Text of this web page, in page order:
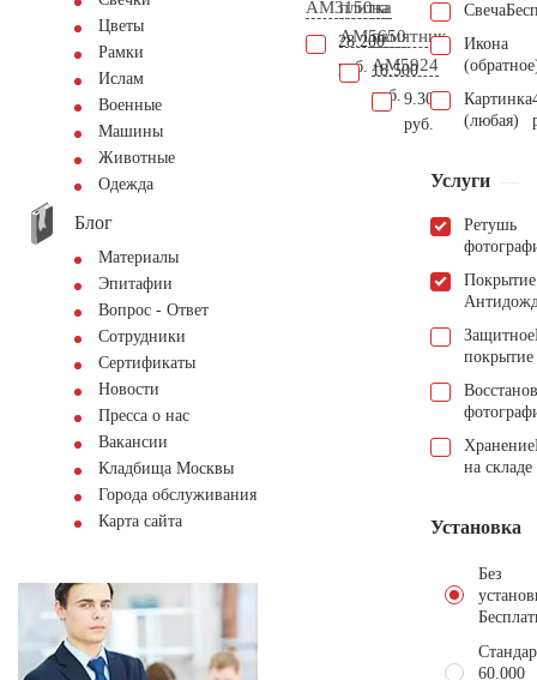
Цветы
Рамки
Ислам
Военные
Машины
Животные
Одежда
Блог
Материалы
Эпитафии
Вопрос - Ответ
Сотрудники
Сертификаты
Новости
Пресса о нас
Вакансии
Кладбища Москвы
Города обслуживания
Карта сайта
AM3150
28.200
руб.
плитка
AM5650
18.500
руб.
на
памятник
AM5924
9.300
руб.
Свеча
Икона
Картинка
(любая)
Услуги
Ретушь
Покрытие
Защитное
покрытие
Хранение
на складе
Установка
Без
60.000